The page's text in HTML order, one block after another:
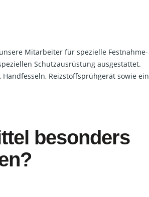
Mitarbeiter für spezielle Festnahme-
Schutzausrüstung ausgestattet.
Reizstoffsprühgerät sowie ein
besonders